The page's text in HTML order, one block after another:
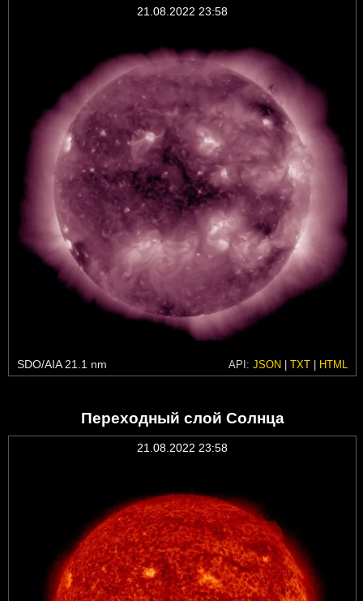
21.08.2022 23:58
SDO/AIA 21.1 nm API: JSON | TXT | HTML
Переходный слой Солнца
21.08.2022 23:58